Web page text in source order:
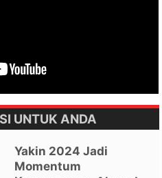
UNTUK ANDA
Yakin 2024 Jadi
Momentum